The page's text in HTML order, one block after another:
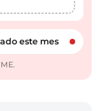
este mes